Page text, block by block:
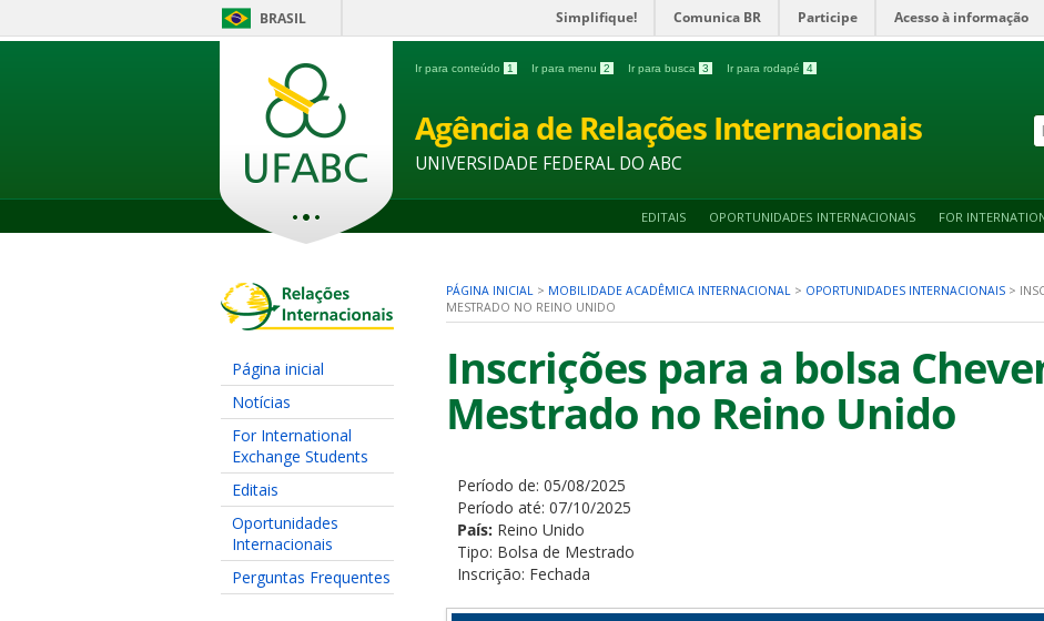
BRASIL Simplifique! Comunica BR Participe Acesso à informação
Ir para conteúdo 1 Ir para menu 2 Ir para busca 3 Ir para rodapé 4
Agência de Relações Internacionais
UNIVERSIDADE FEDERAL DO ABC
EDITAIS OPORTUNIDADES INTERNACIONAIS FOR
Página inicial
Notícias
For International
Exchange Students
Editais
Oportunidades
Internacionais
Perguntas Frequentes
PÁGINA INICIAL > MOBILIDADE ACADÊMICA INTERNACIONAL > OPORTUNIDADES INTERNACIONAIS >
MESTRADO NO REINO UNIDO
Inscrições para a bolsa
Mestrado no Reino Unido
Período de: 05/08/2025
Período até: 07/10/2025
País: Reino Unido
Tipo: Bolsa de Mestrado
Inscrição: Fechada